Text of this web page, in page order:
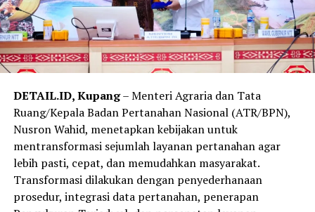
DETAIL.ID, Kupang– Menteri Agraria dan Tata
Ruang/Kepala Badan Pertanahan Nasional (ATR/BPN),
Nusron Wahid, menetapkan kebijakan untuk
mentransformasi sejumlah layanan pertanahan agar
lebih pasti, cepat, dan memudahkan masyarakat.
Transformasi dilakukan dengan penyederhanaan
prosedur, integrasi data pertanahan, penerapan